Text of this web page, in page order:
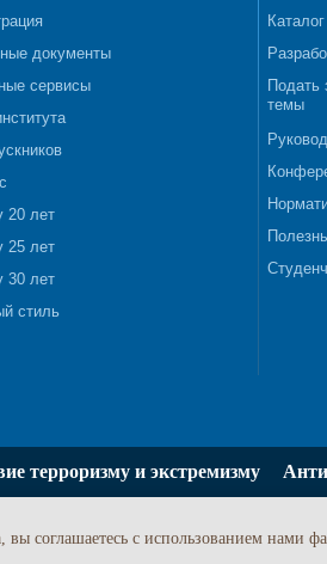
документы
сервисы
20 лет
25 лет
30 лет
стиль
Подать
темы
терроризму и экстремизму
соглашаетесь c использованием нами